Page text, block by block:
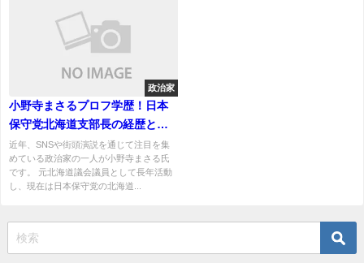
政治家
小野寺まさるプロフ学歴！日本
保守党北海道支部長の経歴と政
策、現在の動向を紹介
近年、SNSや街頭演説を通じて注目を集
めている政治家の一人が小野寺まさる氏
です。 元北海道議会議員として長年活動
し、現在は日本保守党の北海道...